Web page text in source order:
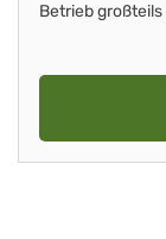
Betrieb großteils